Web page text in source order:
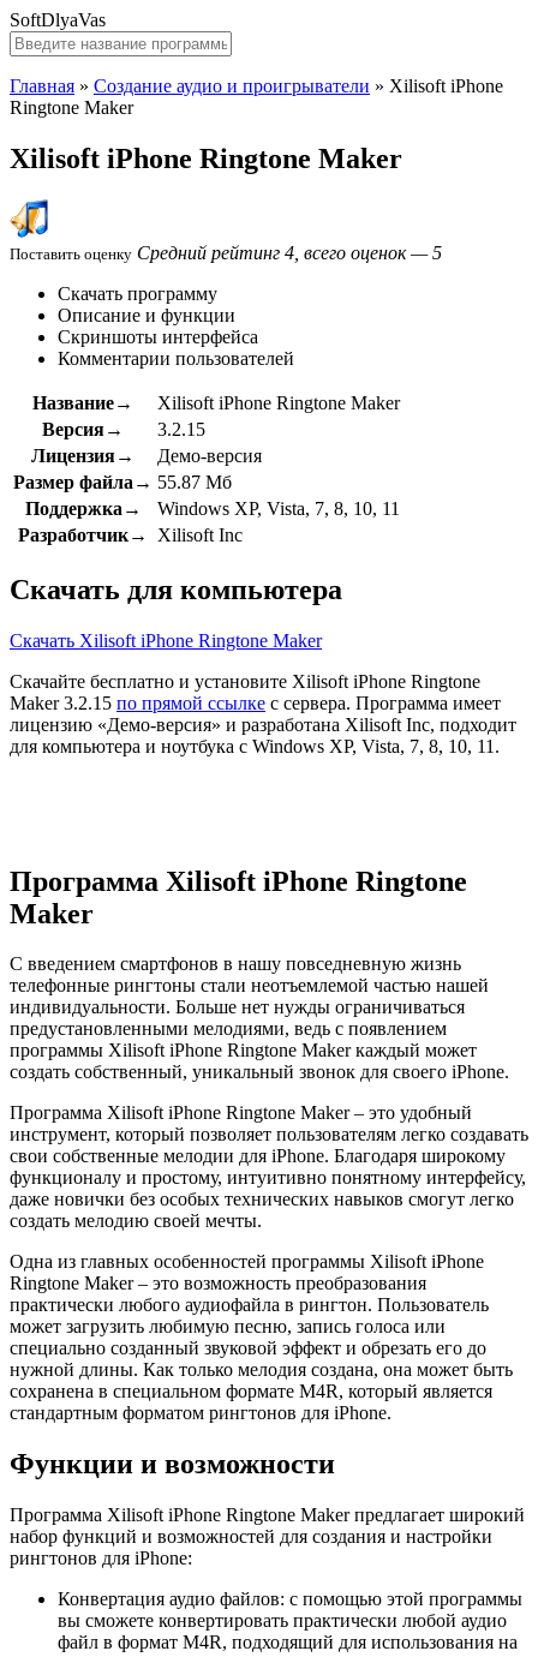
SoftDlyaVas
Главная » Создание аудио и проигрыватели » Xilisoft iPhone
Ringtone Maker
Xilisoft iPhone Ringtone Maker
Поставить оценку Средний рейтинг 4, всего оценок — 5
Скачать программу
Описание и функции
Скриншоты интерфейса
Комментарии пользователей
Название→
Xilisoft iPhone Ringtone Maker
Версия→
3.2.15
Лицензия→
Демо-версия
Размер файла→ 55.87 Мб
Поддержка→
Windows XP, Vista, 7, 8, 10, 11
Разработчик→
Xilisoft Inc
Скачать для компьютера
Скачать Xilisoft iPhone Ringtone Maker
Скачайте бесплатно и установите Xilisoft iPhone Ringtone
Maker 3.2.15 по прямой ссылке с сервера. Программа имеет
лицензию «Демо-версия» и разработана Xilisoft Inc, подходит
для компьютера и ноутбука с Windows XP, Vista, 7, 8, 10, 11.
Программа Xilisoft iPhone Ringtone
Maker
С введением смартфонов в нашу повседневную жизнь
телефонные рингтоны стали неотъемлемой частью нашей
индивидуальности. Больше нет нужды ограничиваться
предустановленными мелодиями, ведь с появлением
программы Xilisoft iPhone Ringtone Maker каждый может
создать собственный, уникальный звонок для своего iPhone.
Программа Xilisoft iPhone Ringtone Maker – это удобный
инструмент, который позволяет пользователям легко создавать
свои собственные мелодии для iPhone. Благодаря широкому
функционалу и простому, интуитивно понятному интерфейсу,
даже новички без особых технических навыков смогут легко
создать мелодию своей мечты.
Одна из главных особенностей программы Xilisoft iPhone
Ringtone Maker – это возможность преобразования
практически любого аудиофайла в рингтон. Пользователь
может загрузить любимую песню, запись голоса или
специально созданный звуковой эффект и обрезать его до
нужной длины. Как только мелодия создана, она может быть
сохранена в специальном формате M4R, который является
стандартным форматом рингтонов для iPhone.
Функции и возможности
Программа Xilisoft iPhone Ringtone Maker предлагает широкий
набор функций и возможностей для создания и настройки
рингтонов для iPhone:
Конвертация аудио файлов: с помощью этой программы
вы сможете конвертировать практически любой аудио
файл в формат M4R, подходящий для использования на